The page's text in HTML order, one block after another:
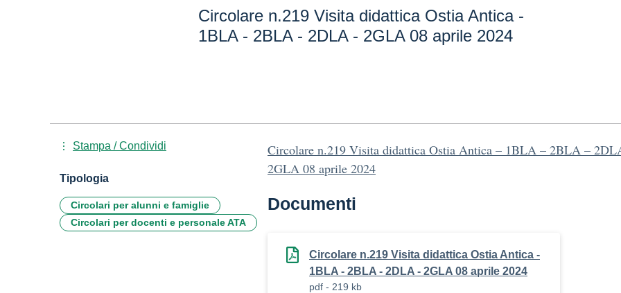
Circolare n.219 Visita didattica Ostia Antica -
1BLA - 2BLA - 2DLA - 2GLA 08 aprile 2024
Circolare n.219 Visita didattica Ostia Antica – 1BLA – 2BLA –
2GLA 08 aprile 2024
Documenti
Circolare n.219 Visita didattica Ostia Antica -
1BLA - 2BLA - 2DLA - 2GLA 08 aprile 2024
pdf - 219 kb
Stampa / Condividi
Tipologia
Circolari per alunni e famiglie
Circolari per docenti e personale ATA